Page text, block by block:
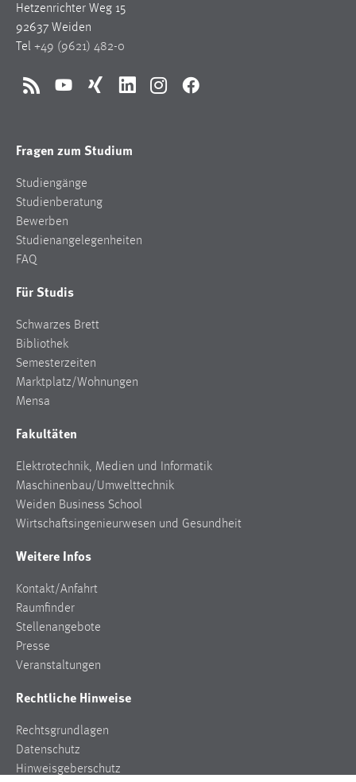
Hetzenrichter Weg 15
92637 Weiden
Tel +49 (9621) 482-0
RSS YouTubeXing LinkedInInstagramFacebook
Fragen zum Studium
Studiengänge
Studienberatung
Bewerben
Studienangelegenheiten
FAQ
Für Studis
Schwarzes Brett
Bibliothek
Semesterzeiten
Marktplatz/Wohnungen
Mensa
Fakultäten
Elektrotechnik, Medien und Informatik
Maschinenbau/Umwelttechnik
Weiden Business School
Wirtschaftsingenieurwesen und Gesundheit
Weitere Infos
Kontakt/Anfahrt
Raumfinder
Stellenangebote
Presse
Veranstaltungen
Rechtliche Hinweise
Rechtsgrundlagen
Datenschutz
Hinweisgeberschutz